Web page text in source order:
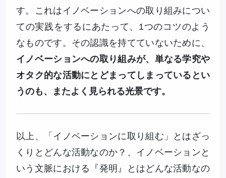
す。これはイノベーションへの取り組みについ
ての実践をするにあたって、1つのコツのよう
なものです。その認識を持てていないために、
イノベーションへの取り組みが、単なる学究や
オタク的な活動にとどまってしまっているとい
うのも、またよく見られる光景です。
以上、「イノベーションに取り組む」とはざっ
くりとどんな活動なのか？、イノベーションと
いう文脈における『発明』とはどんな活動なの